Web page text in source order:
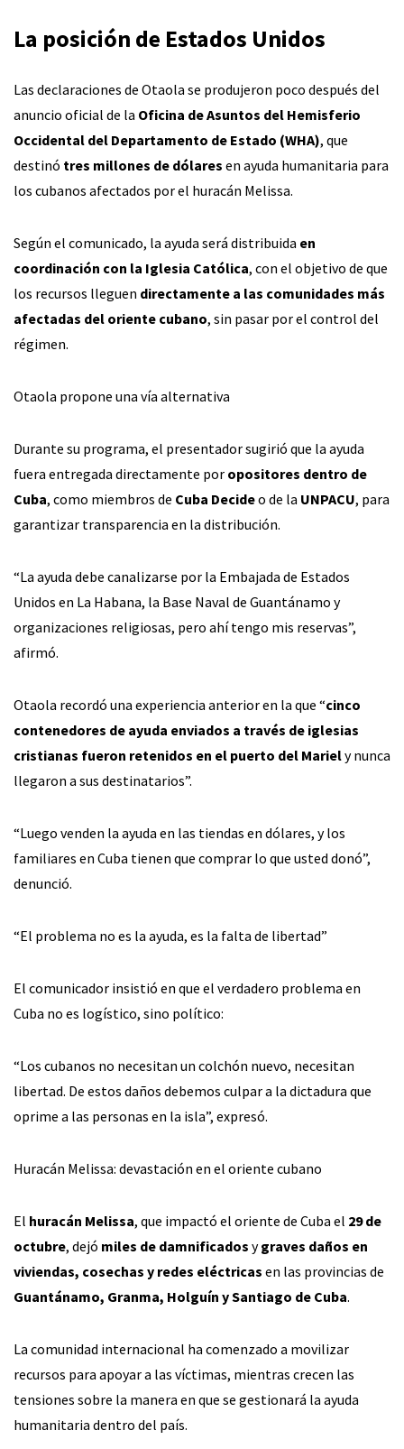
La posición de Estados Unidos
Las declaraciones de Otaola se produjeron poco después del
anuncio oficial de la Oficina de Asuntos del Hemisferio
Occidental del Departamento de Estado (WHA), que
destinó tres millones de dólares en ayuda humanitaria para
los cubanos afectados por el huracán Melissa.
Según el comunicado, la ayuda será distribuida en
coordinación con la Iglesia Católica, con el objetivo de que
los recursos lleguen directamente a las comunidades más
afectadas del oriente cubano, sin pasar por el control del
régimen.
Otaola propone una vía alternativa
Durante su programa, el presentador sugirió que la ayuda
fuera entregada directamente por opositores dentro de
Cuba, como miembros de Cuba Decideo de la UNPACU, para
garantizar transparencia en la distribución.
“La ayuda debe canalizarse por la Embajada de Estados
Unidos en La Habana, la Base Naval de Guantánamo y
organizaciones religiosas, pero ahí tengo mis reservas”,
afirmó.
Otaola recordó una experiencia anterior en la que “cinco
contenedores de ayuda enviados a través de iglesias
cristianas fueron retenidos en el puerto del Mariely nunca
llegaron a sus destinatarios”.
“Luego venden la ayuda en las tiendas en dólares, y los
familiares en Cuba tienen que comprar lo que usted donó”,
denunció.
“El problema no es la ayuda, es la falta de libertad”
El comunicador insistió en que el verdadero problema en
Cuba no es logístico, sino político:
“Los cubanos no necesitan un colchón nuevo, necesitan
libertad. De estos daños debemos culpar a la dictadura que
oprime a las personas en la isla”, expresó.
Huracán Melissa: devastación en el oriente cubano
El huracán Melissa, que impactó el oriente de Cuba el 29 de
octubre, dejó miles de damnificados ygraves daños en
viviendas, cosechas y redes eléctricas en las provincias de
Guantánamo, Granma, Holguín y Santiago de Cuba.
La comunidad internacional ha comenzado a movilizar
recursos para apoyar a las víctimas, mientras crecen las
tensiones sobre la manera en que se gestionará la ayuda
humanitaria dentro del país.